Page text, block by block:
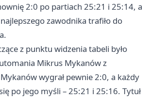
2:0 po partiach 25:21 i 25:14, a
zawodnika trafiło do
z punktu widzenia tabeli było
Mikrus Mykanów z
wygrał pewnie 2:0, a każdy
po jego myśli – 25:21 i 25:16. Tytuł